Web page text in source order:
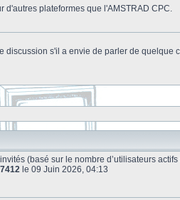
d'autres plateformes que l'AMSTRAD CPC.
discussion s'il a envie de parler de quelque
(basé sur le nombre d’utilisateurs
7412 le 09 Juin 2026, 04:13